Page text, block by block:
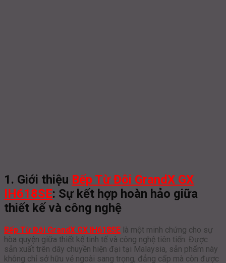
1. Giới thiệu Bếp Từ Đôi GrandX GX
IH618SE: Sự kết hợp hoàn hảo giữa
thiết kế và công nghệ
Bếp Từ Đôi GrandX GX IH618SE là một minh chứng cho sự
hòa quyện giữa thiết kế tinh tế và công nghệ tiên tiến. Được
sản xuất trên dây chuyền hiện đại tại Malaysia, sản phẩm này
không chỉ sở hữu vẻ ngoài sang trọng, đẳng cấp mà còn được